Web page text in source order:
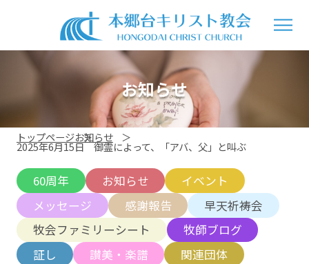
お知らせ
トップページお知らせ
2025年6月15日 御霊によって、「アバ、父」と叫ぶ
60周年 お知らせ
イベント
メッセージ
感謝報告
早天祈祷会
牧会ファミリーシート
牧師ブログ
証し
讃美・楽譜
関連団体